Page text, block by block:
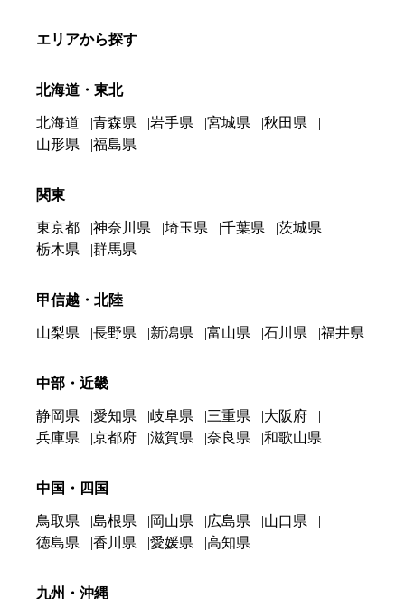
エリアから探す
北海道・東北
北海道 青森県 岩手県 宮城県
秋田県
山形県
福島県
関東
東京都 神奈川県 埼玉県 千葉県
茨城県
栃木県
群馬県
甲信越・北陸
山梨県 長野県 新潟県 富山県 石川県 福井県
中部・近畿
静岡県 愛知県 岐阜県 三重県
大阪府
兵庫県
京都府 滋賀県 奈良県 和歌山県
中国・四国
鳥取県 島根県 岡山県 広島県
山口県
徳島県
香川県 愛媛県 高知県
九州・沖縄